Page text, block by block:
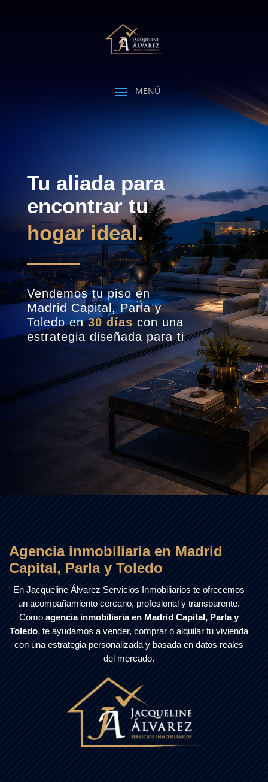
Tu aliada para
encontrar tu
hogar ideal.
Vendemos tu piso en
Madrid Capital, Parla y
Toledo en30 días con una
estrategia diseñada para ti
Agencia inmobiliaria en Madrid
Capital, Parla y Toledo
En Jacqueline Álvarez Servicios Inmobiliarios te ofrecemos
un acompañamiento cercano, profesional y transparente.
Como agencia inmobiliaria en Madrid Capital, Parla y
Toledo, te ayudamos a vender, comprar o alquilar tu vivienda
con una estrategia personalizada y basada en datos reales
del mercado.